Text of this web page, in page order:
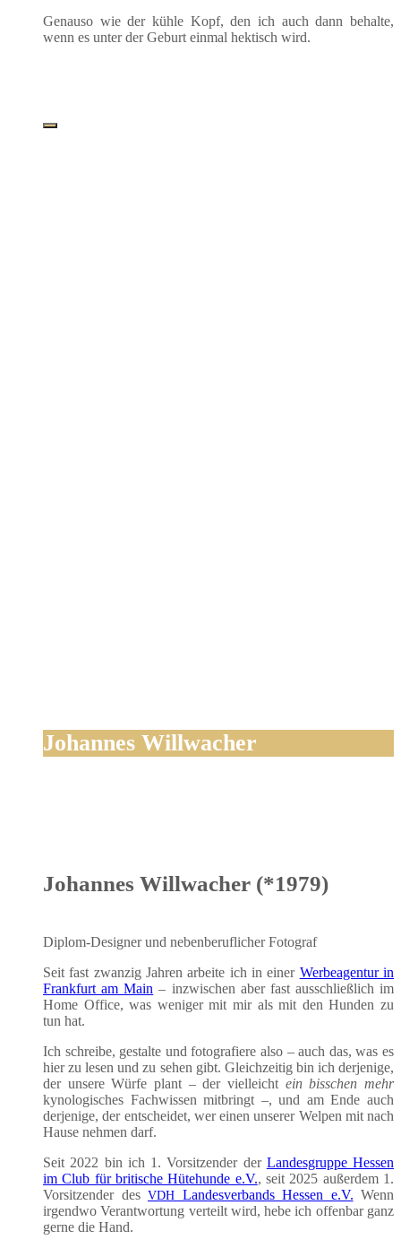
Genau­so wie der küh­le Kopf, den ich auch dann behal­te,
wenn es unter der Geburt ein­mal hek­tisch wird.
Johannes Willwacher
Johannes Willwacher (*1979)
Diplom-Desi­gner und neben­be­ruf­li­cher Fotograf
Seit fast zwan­zig Jah­ren arbei­te ich in einer Wer­be­agen­tur in
Frank­furt am Main – inzwi­schen aber fast aus­schließ­lich im
Home Office, was weni­ger mit mir als mit den Hun­den zu
tun hat.
Ich schrei­be, gestal­te und foto­gra­fie­re also – auch das, was es
hier zu lesen und zu sehen gibt. Gleich­zei­tig bin ich der­je­ni­ge,
der unse­re Wür­fe plant – der viel­leicht ein biss­chen mehr
kyno­lo­gi­sches Fach­wis­sen mit­bringt –, und am Ende auch
der­je­ni­ge, der ent­schei­det, wer einen unse­rer Wel­pen mit nach
Hau­se neh­men darf.
Seit 2022 bin ich 1. Vor­sit­zen­der der Lan­des­grup­pe Hes­sen
im Club für bri­ti­sche Hüte­hun­de e.V., seit 2025 außer­dem 1.
Vor­sit­zen­der des VDH Lan­des­ver­bands Hes­sen e.V. Wenn
irgend­wo Ver­ant­wor­tung ver­teilt wird, hebe ich offen­bar ganz
ger­ne die Hand.